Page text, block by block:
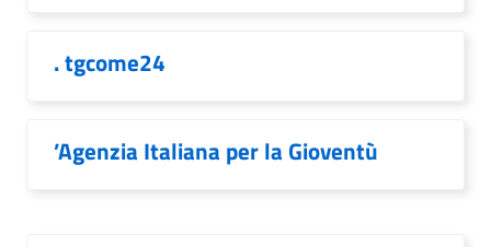
. tgcome24
’Agenzia Italiana per la Gioventù